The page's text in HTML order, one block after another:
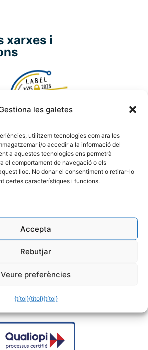
les galetes
utilitzem tecnologies com ara les
i/o accedir a la informació del
a aquestes tecnologies ens permetrà
el comportament de navegació o els
lloc. No donar el consentiment o retirar-lo
certes característiques i funcions.
Accepta
Rebutjar
Veure preferències
{títol}{títol}{títol}
xarxes i